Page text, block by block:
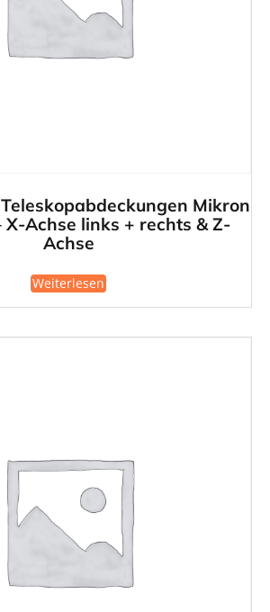
Mikron
X-Achse links + rechts & Z-
Achse
Weiterlesen